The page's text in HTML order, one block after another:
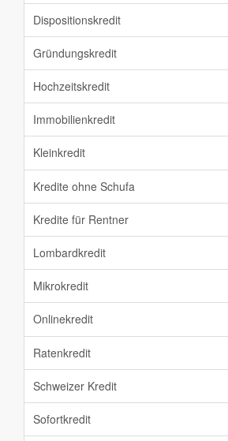
Dispositionskredit
Gründungskredit
Hochzeitskredit
Immobilienkredit
Kleinkredit
Kredite ohne Schufa
Kredite für Rentner
Lombardkredit
Mikrokredit
Onlinekredit
Ratenkredit
Schweizer Kredit
Sofortkredit